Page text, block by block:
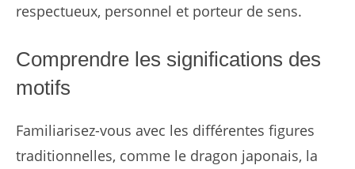
respectueux, personnel et porteur de sens.
Comprendre les significations des
motifs
Familiarisez-vous avec les différentes figures
traditionnelles, comme le dragon japonais, la